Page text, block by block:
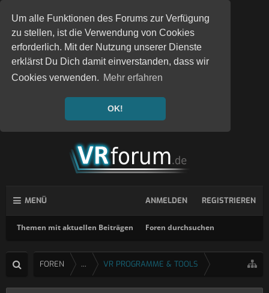
Um alle Funktionen des Forums zur Verfügung
zu stellen, ist die Verwendung von Cookies
erforderlich. Mit der Nutzung unserer Dienste
erklärst Du Dich damit einverstanden, dass wir
Cookies verwenden. Mehr erfahren
OK!
MENÜ
Themen mit aktuellen Beiträgen Foren durchsuchen
ANMELDEN REGISTRIEREN
FOREN ... VR PROGRAMME & TOOLS